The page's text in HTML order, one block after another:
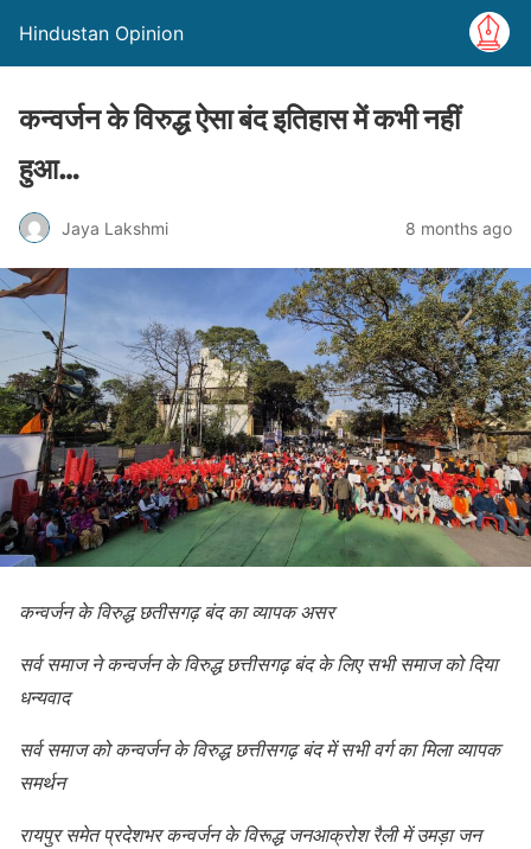
Hindustan Opinion
कन्वर्जन के विरुद्ध ऐसा बंद इतिहास में कभी नहीं
हुआ…
Jaya Lakshmi 8 months ago
कन्वर्जन के विरुद्ध छतीसगढ़ बंद का व्यापक असर
सर्व समाज ने कन्वर्जन के विरुद्ध छत्तीसगढ़ बंद के लिए सभी समाज को दिया
धन्यवाद
सर्व समाज को कन्वर्जन के विरुद्ध छत्तीसगढ़ बंद में सभी वर्ग का मिला व्यापक
समर्थन
रायपुर समेत प्रदेशभर कन्वर्जन के विरूद्ध जनआक्रोश रैली में उमड़ा जन